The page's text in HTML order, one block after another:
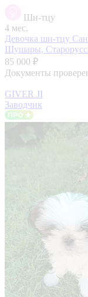
Ши-тцу
4 мес.
Девочка ши-тцу
Шушары,
85 000 ₽
Документы
GIVER JI
Заводчик